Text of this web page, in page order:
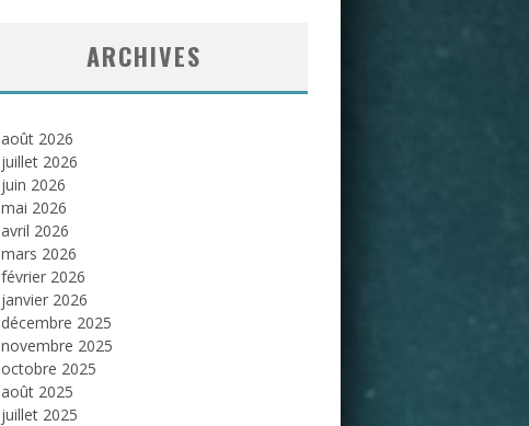
ARCHIVES
août 2026
juillet 2026
juin 2026
mai 2026
avril 2026
mars 2026
février 2026
janvier 2026
décembre 2025
novembre 2025
octobre 2025
août 2025
juillet 2025